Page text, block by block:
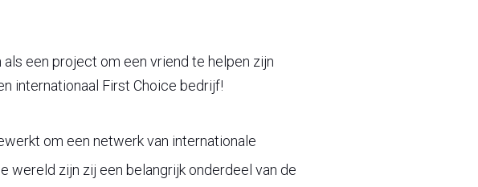
een project om een vriend te helpen zijn
internationaal First Choice bedrijf!
om een netwerk van internationale
wereld zijn zij een belangrijk onderdeel van de